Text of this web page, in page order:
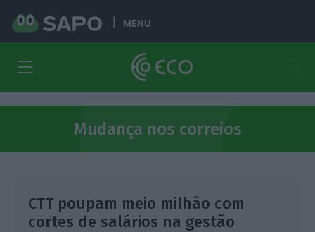
MENU
Mudança nos correios
CTT poupam meio milhão com
cortes de salários na gestão